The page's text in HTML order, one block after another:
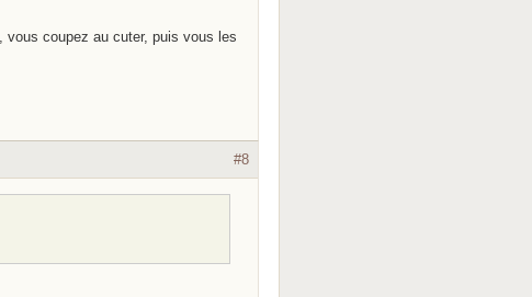
coupez au cuter, puis vous les
#8